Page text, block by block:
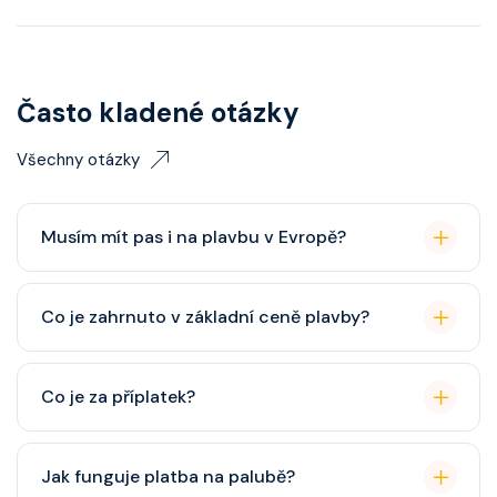
Často kladené otázky
Všechny otázky
Musím mít pas i na plavbu v Evropě?
Evropě stačí. Doporučuje se platnost minimálně 6
měsíců po skončení plavby.
Co je zahrnuto v základní ceně plavby?
zábava, show, bazény, vířivky, fitness, základní nápoje
(voda, čaj, káva, limonády apod.).
Co je za příplatek?
restaurace, Wi-Fi, výlety, spa služby, spropitné a
Jak funguje platba na palubě?